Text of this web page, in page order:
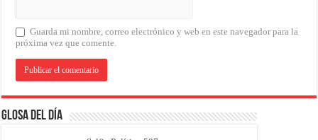
Guarda mi nombre, correo electrónico y web en este navegador para la
próxima vez que comente.
Glosa del Día